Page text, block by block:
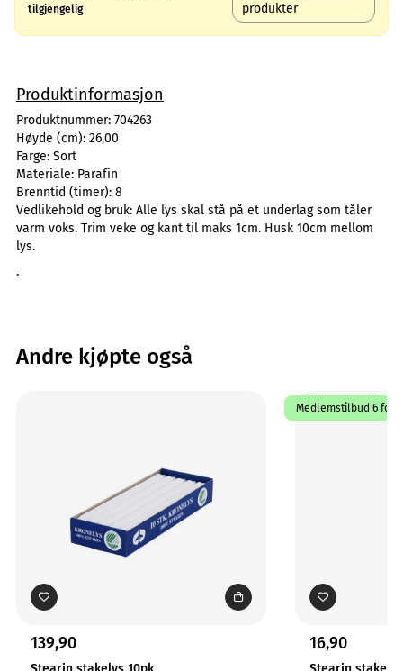
tilgjengelig
produkter
Produktinformasjon
Produktnummer: 704263
Høyde (cm): 26,00
Farge: Sort
Materiale: Parafin
Brenntid (timer): 8
Vedlikehold og bruk: Alle lys skal stå på et underlag som tåler
varm voks. Trim veke og kant til maks 1cm. Husk 10cm mellom
lys.
.
Andre kjøpte også
139,90
Medlemstilbud 6 for
16,90